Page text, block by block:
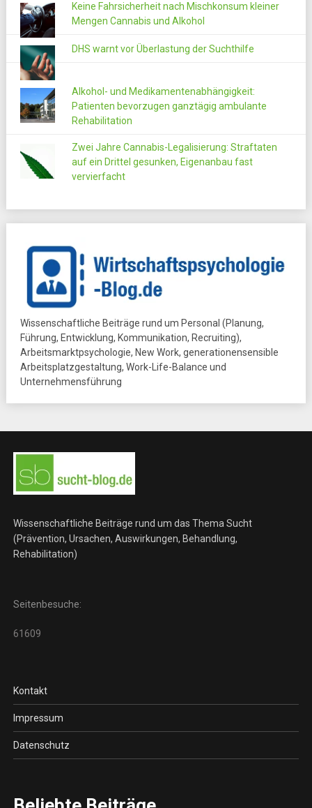
Keine Fahrsicherheit nach Mischkonsum kleiner
Mengen Cannabis und Alkohol
DHS warnt vor Überlastung der Suchthilfe
Alkohol- und Medikamentenabhängigkeit:
Patienten bevorzugen ganztägig ambulante
Rehabilitation
Zwei Jahre Cannabis-Legalisierung: Straftaten
auf ein Drittel gesunken, Eigenanbau fast
vervierfacht
Wissenschaftliche Beiträge rund um Personal (Planung,
Führung, Entwicklung, Kommunikation, Recruiting),
Arbeitsmarktpsychologie, New Work, generationensensible
Arbeitsplatzgestaltung, Work-Life-Balance und
Unternehmensführung
Wissenschaftliche Beiträge rund um das Thema Sucht
(Prävention, Ursachen, Auswirkungen, Behandlung,
Rehabilitation)
Seitenbesuche:
61609
Kontakt
Impressum
Datenschutz